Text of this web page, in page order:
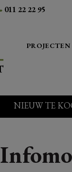
011 22 22 95
NIEUW TE